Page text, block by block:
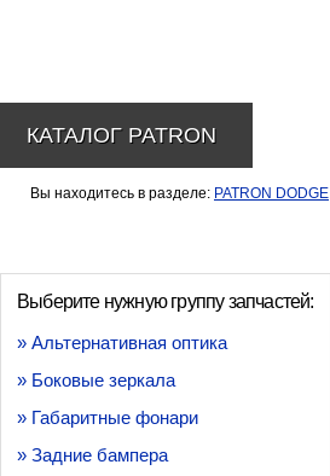
Вы находитесь в разделе: PATRON DODGE
Выберите нужную группу запчастей:
» Альтернативная оптика
» Боковые зеркала
» Габаритные фонари
» Задние бампера
КАТАЛОГ PATRON